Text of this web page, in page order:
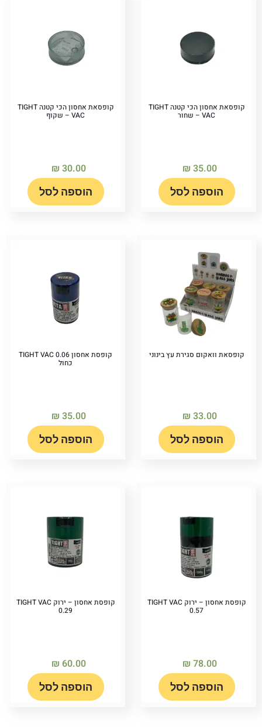
קופסאת אחסון הכי קטנה TIGHT
VAC – שחור
₪ 35.00
הוספה לסל
קופסאת אחסון הכי קטנה TIGHT
VAC – שקוף
₪ 30.00
הוספה לסל
קופסאת וואקום סגירת עץ בינוני
₪ 33.00
הוספה לסל
קופסת אחסון TIGHT VAC 0.06
כחול
₪ 35.00
הוספה לסל
קופסת אחסון – ירוק TIGHT VAC
0.57
₪ 78.00
הוספה לסל
קופסת אחסון – ירוק TIGHT VAC
0.29
₪ 60.00
הוספה לסל